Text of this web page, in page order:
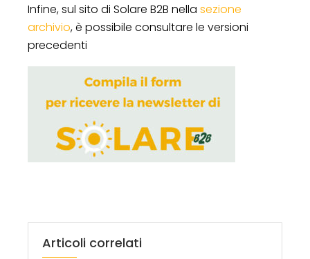
Infine, sul sito di Solare B2B nella sezione
archivio, è possibile consultare le versioni
precedenti
Articoli correlati